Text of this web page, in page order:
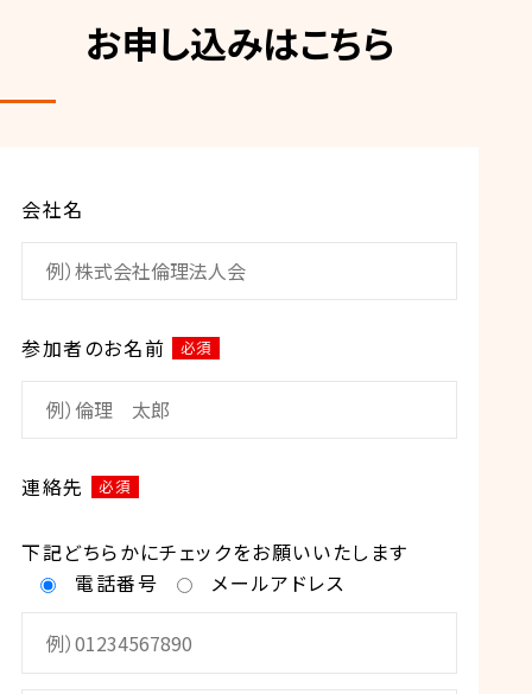
お申し込みはこちら
会社名
参加者のお名前 必須
連絡先 必須
下記どちらかにチェックをお願いいたします
電話番号
メールアドレス